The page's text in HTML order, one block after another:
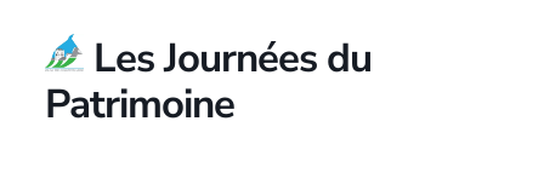
Les Journées du
Patrimoine